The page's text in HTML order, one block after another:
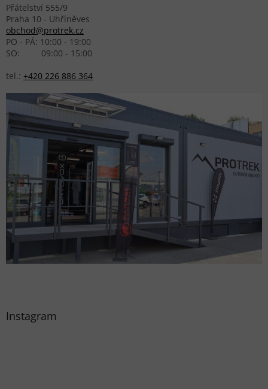
Přátelství 555/9
Praha 10 - Uhříněves
obchod@protrek.cz
PO - PÁ: 10:00 - 19:00
SO: 09:00 - 15:00
tel.: +420 226 886 364
Instagram